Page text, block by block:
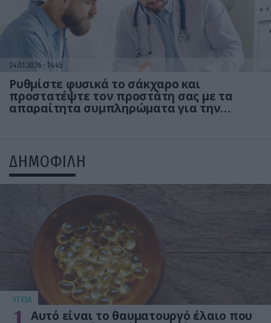
24.01.2026 14:45
Ρυθμίστε φυσικά το σάκχαρο και
προστατέψτε τον προστάτη σας με τα
απαραίτητα συμπληρώματα για την
ΔΗΜΟΦΙΛΗ
ΥΓΕΙΑ
Αυτό είναι το θαυματουργό έλαιο που